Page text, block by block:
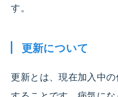
す。
更新について
更新とは、現在加入中